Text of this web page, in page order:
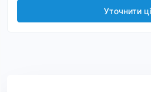
Уточнити